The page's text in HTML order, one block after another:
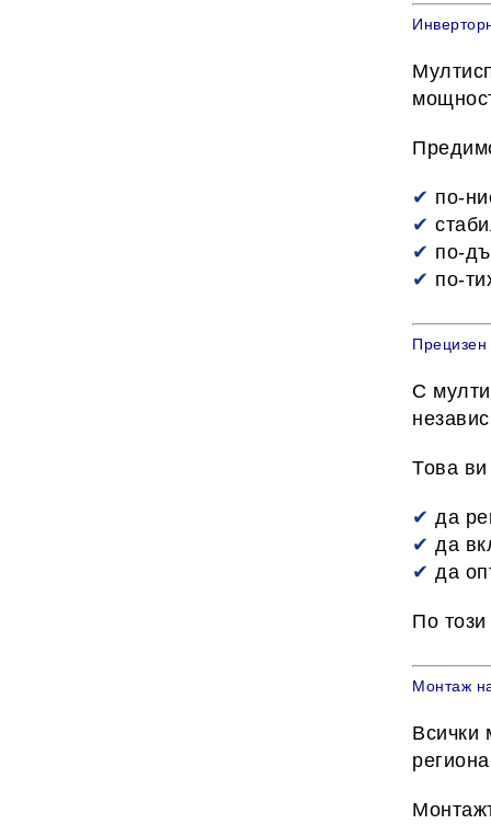
✔ по-
✔
✔ по-
✔ по-
Прецизен
С
Това
✔ да
✔ да
✔ да
По този
Монтаж
Всички
региона